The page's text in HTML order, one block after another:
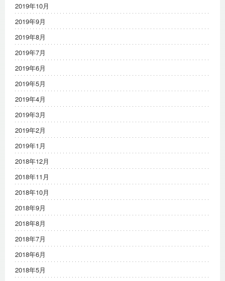
2019年10月
2019年9月
2019年8月
2019年7月
2019年6月
2019年5月
2019年4月
2019年3月
2019年2月
2019年1月
2018年12月
2018年11月
2018年10月
2018年9月
2018年8月
2018年7月
2018年6月
2018年5月